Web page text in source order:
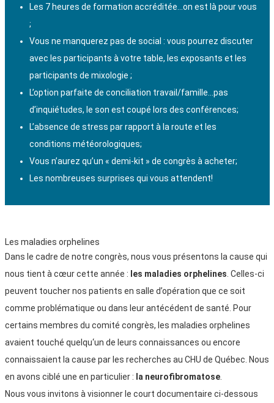
Les 7 heures de formation accréditée…on est là pour vous
;
Vous ne manquerez pas de social : vous pourrez discuter
avec les participants à votre table, les exposants et les
participants de mixologie ;
L’option parfaite de conciliation travail/famille…pas
d’inquiétudes, le son est coupé lors des conférences;
L’absence de stress par rapport à la route et les
conditions météorologiques;
Vous n’aurez qu’un « demi-kit » de congrès à acheter;
Les nombreuses surprises qui vous attendent!
Les maladies orphelines
Dans le cadre de notre congrès, nous vous présentons la cause qui
nous tient à cœur cette année : les maladies orphelines . Celles-ci
peuvent toucher nos patients en salle d’opération que ce soit
comme problématique ou dans leur antécédent de santé. Pour
certains membres du comité congrès, les maladies orphelines
avaient touché quelqu‘un de leurs connaissances ou encore
connaissaient la cause par les recherches au CHU de Québec. Nous
en avons ciblé une en particulier : la neurofibromatose.
Nous vous invitons à visionner le court documentaire ci-dessous